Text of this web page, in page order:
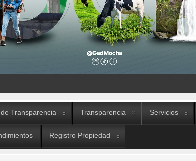
Transparencia Transparencia Servicios
Registro Propiedad